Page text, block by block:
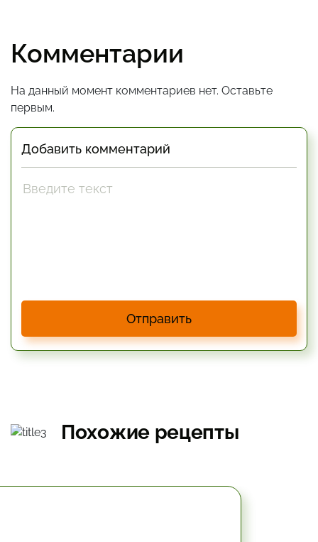
Комментарии
На данный момент комментариев нет. Оставьте
первым.
Добавить комментарий
Отправить
Похожие рецепты